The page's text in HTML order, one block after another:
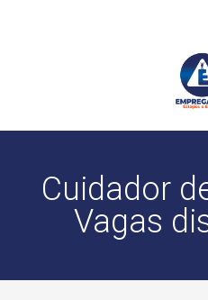
Cuidador
Vagas